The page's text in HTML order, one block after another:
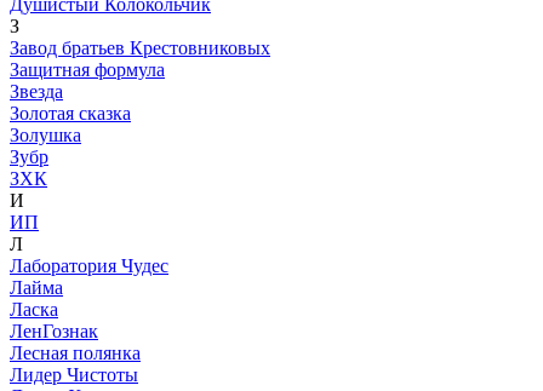
Душистый Колокольчик
З
Завод братьев Крестовниковых
Защитная формула
Звезда
Золотая сказка
Золушка
Зубр
ЗХК
И
ИП
Л
Лаборатория Чудес
Лайма
Ласка
ЛенГознак
Лесная полянка
Лидер Чистоты